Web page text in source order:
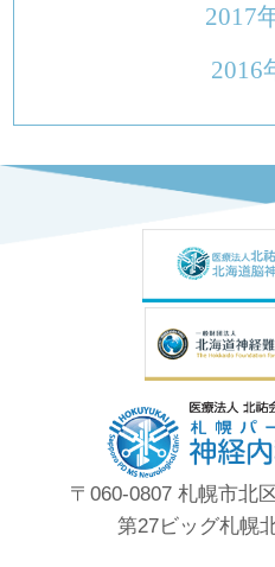
2017
2016
〒060-0807 札幌市北
第27ビッグ札幌